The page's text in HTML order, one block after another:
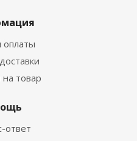
оплаты
на товар
ответ